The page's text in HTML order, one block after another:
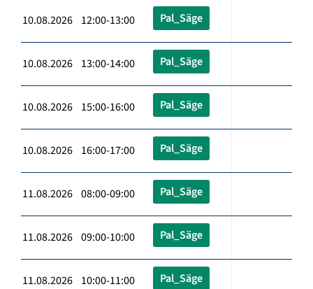
10.08.2026 12:00-13:00 Pal_Säge
10.08.2026 13:00-14:00 Pal_Säge
10.08.2026 15:00-16:00 Pal_Säge
10.08.2026 16:00-17:00 Pal_Säge
11.08.2026 08:00-09:00 Pal_Säge
11.08.2026 09:00-10:00 Pal_Säge
11.08.2026 10:00-11:00 Pal_Säge